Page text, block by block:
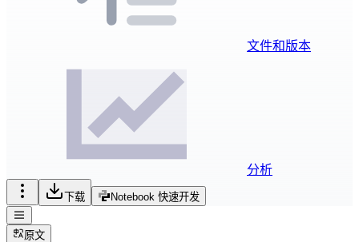
文件和版本
分析
下载 Notebook 快速开发
原文